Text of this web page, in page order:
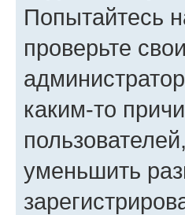
Попытайтесь
проверьте
каким-то
уменьшить